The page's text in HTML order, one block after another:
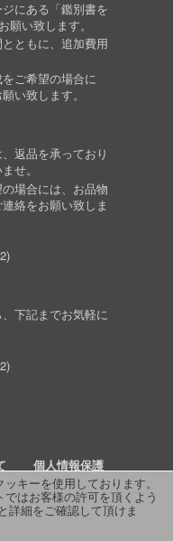
キーを使用しております。
はお客様の許可を頂くよう
詳細をご確認して頂けま
にある「鑑別書を
い致します。
ともに、追加費用
ご希望の場合に
い致します。
返品を承っており
せ。
場合には、お品物
絡をお願い致しま
)
下記までお気軽に
)
個人情報保護
お問い合わせ RSS